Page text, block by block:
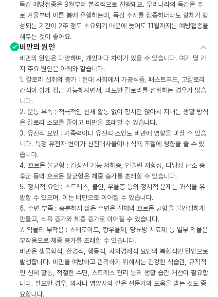
독감 예방접종은 9월부터 본격적으로 진행돼요. 우리나라의 독감은 주
로 겨울부터 이른 봄에 유행하는데, 독감 주사를 접종하더라도 항체가 형
성되는 기간이 2주 정도 소요되기 때문에 늦어도 11월까지는 예방접종을
해두는 것이 좋아요.
비만의 원인
비만의 원인은 다양하며, 개인마다 차이가 있을 수 있습니다. 여기 몇 가
지 주요 원인은 아래와 같습니다.
1. 칼로리 섭취의 증가 : 현대 사회에서 가공식품, 패스트푸드, 고칼로리
간식이 쉽게 접근 가능해지면서, 과도한 칼로리를 섭취하는 경우가 많습
니다.
2. 운동 부족 : 적극적인 신체 활동 없이 장시간 앉아서 지내는 생활 방식
은 칼로리 소모를 줄이고 비만을 초래할 수 있습니다.
3. 유전적 요인 : 가족력이나 유전적 소인도 비만에 영향을 미칠 수 있습
니다. 특정 유전자 변이가 신진대사율이나 식욕 조절에 영향을 줄 수 있
습니다.
4. 호르몬 불균형 : 갑상선 기능 저하증, 인슐린 저항성, 다낭성 난소 증
후군 등의 호르몬 불균형은 체중 증가를 초래할 수 있습니다.
5. 정서적 요인 : 스트레스, 불안, 우울증 등의 정서적 문제는 과식을 유
발할 수 있으며, 이는 비만으로 이어질 수 있습니다.
6. 수면 부족 : 충분하지 않은 수면은 신체의 호르몬 균형을 불안정하게
만들고, 식욕 증가와 체중 증가로 이어질 수 있습니다.
7. 약물의 부작용 : 스테로이드, 항우울제, 당뇨병 치료제 등 일부 약물은
부작용으로 체중 증가를 초래할 수 있습니다.
비만은 생물학적, 환경적, 행동적, 사회경제적 요인의 복합적인 원인으로
발생합니다. 비만을 예방하고 관리하기 위해서는 건강한 식습관, 규칙적
인 신체 활동, 적절한 수면, 스트레스 관리 등의 생활 습관 개선이 필요합
니다. 필요한 경우, 의사나 영양사와 같은 전문가의 도움을 받는 것도 중
요합니다.